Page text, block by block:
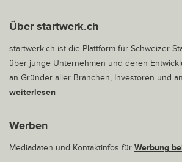
Über startwerk.ch
startwerk.ch ist die Plattform für Schweizer
über junge Unternehmen und deren
an Gründer aller Branchen, Investoren und
weiterlesen
Werben
Mediadaten und Kontaktinfos für Werbung